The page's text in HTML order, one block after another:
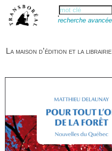
recherche avancée
La maison d’édition et la